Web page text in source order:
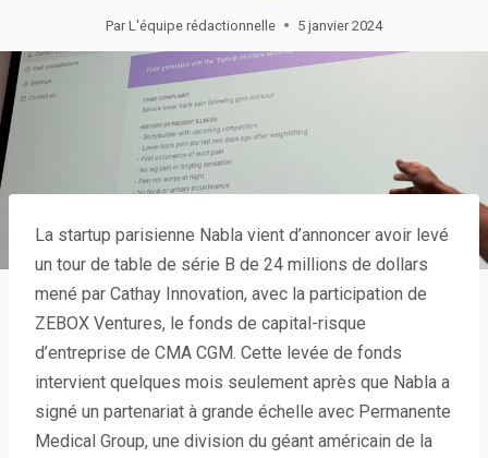
Par L'équipe rédactionnelle 5 janvier 2024
La startup parisienne Nabla vient d’annoncer avoir levé
un tour de table de série B de 24 millions de dollars
mené par Cathay Innovation, avec la participation de
ZEBOX Ventures, le fonds de capital-risque
d’entreprise de CMA CGM. Cette levée de fonds
intervient quelques mois seulement après que Nabla a
signé un partenariat à grande échelle avec Permanente
Medical Group, une division du géant américain de la